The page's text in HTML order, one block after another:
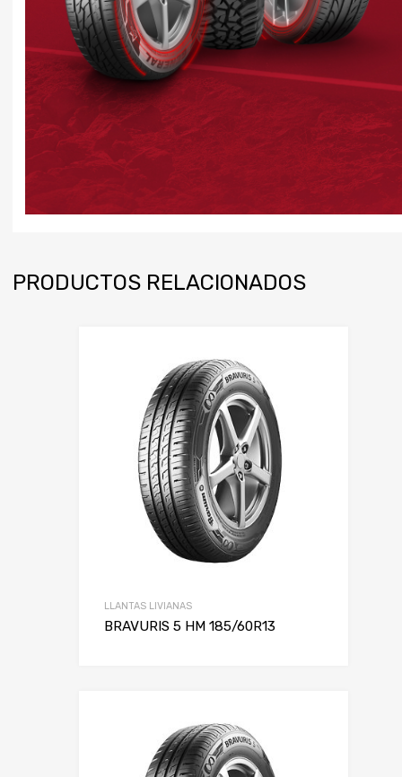
PRODUCTOS RELACIONADOS
LLANTAS LIVIANAS
BRAVURIS 5 HM 185/60R13